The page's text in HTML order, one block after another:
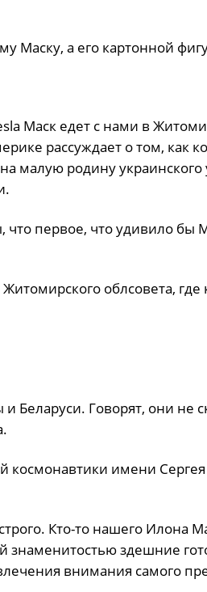
Маску, а его картонной
Маск едет с нами в
рассуждает о том, как
малую родину украинского
первое, что удивило бы
облсовета,
Говорят, они не
имени
Кто-то нашего Илона
знаменитостью здешние
внимания самого